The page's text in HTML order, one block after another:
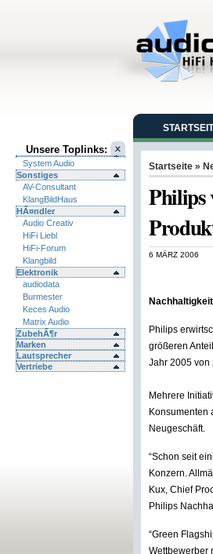
Unsere Toplinks:
System Audio
Sonstiges
AV-Consultant
KlangBildHaus
HÃ¤ndler
Audio Creativ
HiFi Liebl
HiFi-Forum
Klangbild
Elektronik
audiodata
Burmester
Keces Audio
Matrix Audio
ZubehÃ¶r
Marken
Lautsprecher
Vertriebe
Startseite »
Philips
6 MÄRZ 2006
Philips
größeren
Jahr 2005 von
Mehrere
Konsumenten
Neugeschäft.
“Schon seit
Konzern.
Kux, Chief
Philips
“Green
Wettbewerber